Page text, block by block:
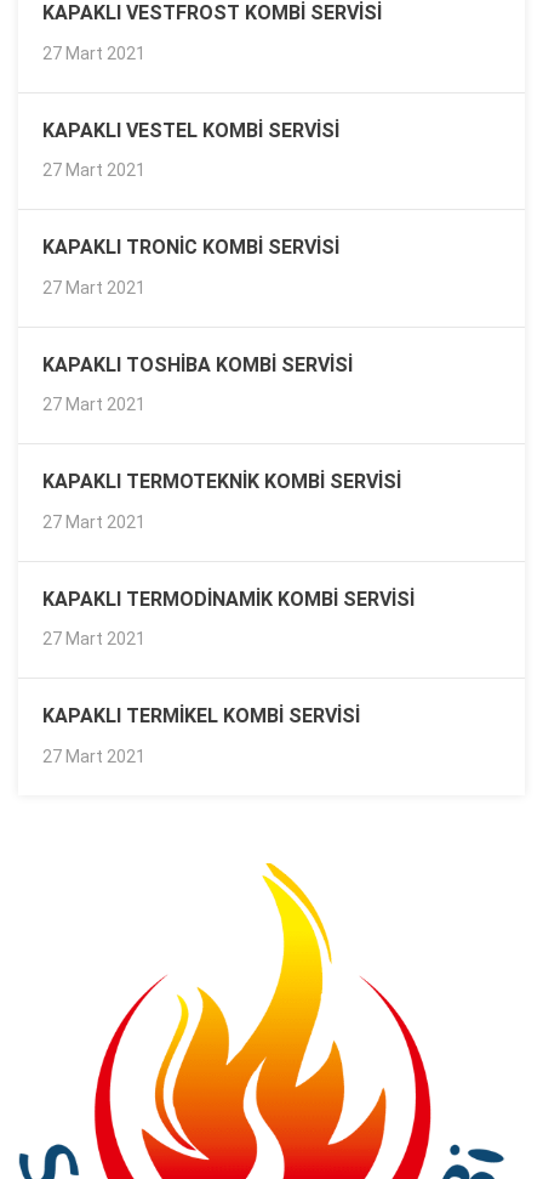
KAPAKLI VESTFROST KOMBI SERVISI
27 Mart 2021
KAPAKLI VESTEL KOMBI SERVISI
27 Mart 2021
KAPAKLI TRONIC KOMBI SERVISI
27 Mart 2021
KAPAKLI TOSHIBA KOMBI SERVISI
27 Mart 2021
KAPAKLI TERMOTEKNIK KOMBI SERVISI
27 Mart 2021
KAPAKLI TERMODINAMIK KOMBI SERVISI
27 Mart 2021
KAPAKLI TERMIKEL KOMBI SERVISI
27 Mart 2021